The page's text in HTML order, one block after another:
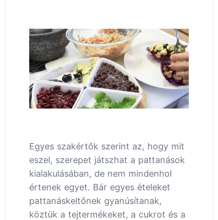
Egyes szakértők szerint az, hogy mit
eszel, szerepet játszhat a pattanások
kialakulásában, de nem mindenhol
értenek egyet. Bár egyes ételeket
pattanáskeltőnek gyanúsítanak,
köztük a tejtermékeket, a cukrot és a